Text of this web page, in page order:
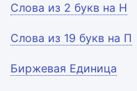
Слова из 2 букв на Н
Слова из 19 букв на П
Биржевая Единица